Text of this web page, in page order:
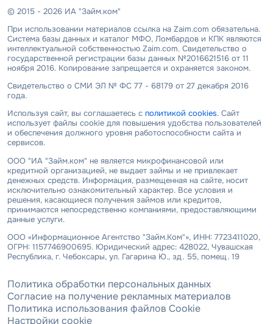
© 2015 - 2026 ИА "Займ.ком"
При использовании материалов ссылка на Zaim.com обязательна.
Система базы данных и каталог МФО, Ломбардов и КПК являются
интеллектуальной собственностью Zaim.com. Свидетельство о
государственной регистрации базы данных №2016621516 от 11
ноября 2016. Копирование запрещается и охраняется законом.
Свидетельство о СМИ ЭЛ № ФС 77 - 68179 от 27 декабря 2016
года.
Используя сайт, вы соглашаетесь с политикой cookies. Сайт
использует файлы cookie для повышения удобства пользователей
и обеспечения должного уровня работоспособности сайта и
сервисов.
ООО "ИА "Займ.ком" не является микрофинансовой или
кредитной организацией, не выдает займы и не привлекает
денежных средств. Информация, размещенная на сайте, носит
исключительно ознакомительный характер. Все условия и
решения, касающиеся получения займов или кредитов,
принимаются непосредственно компаниями, предоставляющими
данные услуги.
ООО «Информационное Агентство "Займ.Ком"», ИНН: 7723411020,
ОГРН: 1157746900695. Юридический адрес: 428022, Чувашская
Республика, г. Чебоксары, ул. Гагарина Ю., зд. 55, помещ. 19
Политика обработки персональных данных
Согласие на получение рекламных материалов
Политика использования файлов Cookie
Настройки cookie